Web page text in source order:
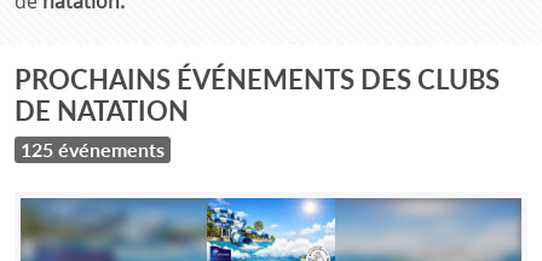
PROCHAINS ÉVÉNEMENTS DES CLUBS
DE NATATION
125 événements